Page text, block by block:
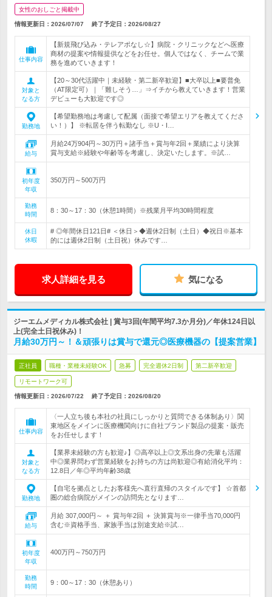
女性のおしごと掲載中
情報更新日：2026/07/07 終了予定日： 2026/08/27
仕事内容
【新規飛び込み・テレアポなし☆】病院・クリニックなどへ医療
商材の提案や情報提供などをお任せ。個人ではなく、チームで業
務を進めていきます！
対象と
なる方
【20～30代活躍中｜未経験・第二新卒歓迎】■大卒以上■要普免
（AT限定可）｜「難しそう…」⇒イチから教えていきます！営業
デビューも大歓迎です◎
勤務地
【希望勤務地は考慮して配属（面接で希望エリアを教えてくださ
い！）】 ※転居を伴う転勤なし ※U・I…
給与
月給24万904円～30万円＋諸手当＋賞与年2回＋業績により決算
賞与支給※経験や年齢等を考慮し、決定いたします。※試…
初年度
年収
350万円～500万円
勤務
時間
8：30～17：30（休憩1時間）※残業月平均30時間程度
休日
休暇
# ◎年間休日121日# ＜休日＞◆週休2日制（土日）◆祝日※基本
的には週休2日制（土日祝）休みです…
求人詳細を見る 気になる
ジーエムメディカル株式会社 | 賞与3回(年間平均7.3か月分)／年休124日以
上(完全土日祝休み)！
月給30万円～！＆頑張りは賞与で還元◎医療機器の【提案営業】
正社員 職種・業種未経験OK 急募 完全週休2日制 第二新卒歓迎
リモートワーク可
情報更新日：2026/07/22 終了予定日： 2026/08/20
仕事内容
〈一人立ち後も本社の社員にしっかりと質問できる体制あり〉関
東地区をメインに医療機関向けに自社ブランド製品の提案・販売
をお任せします！
対象と
なる方
【業界未経験の方も歓迎♪】◎高卒以上◎文系出身の先輩も活躍
中◎業界問わず営業経験をお持ちの方は尚歓迎◎有給消化平均：
12.8日／年◎平均年齢38歳
勤務地
【自宅を拠点としたお客様先へ直行直帰のスタイルです】 ☆首都
圏の総合病院がメインの訪問先となります…
給与
月給 307,000円～ ＋ 賞与年2回 ＋ 決算賞与※一律手当70,000円
含む※資格手当、家族手当は別途支給※試…
初年度
年収
400万円～750万円
勤務
時間
9：00～17：30（休憩あり）